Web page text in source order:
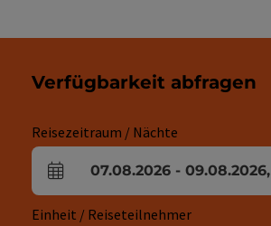
Verfügbarkeit abfragen
Reisezeitraum / Nächte
An- und Abreisefelder
07.08.2026 - 09.08.2026,
Einheit / Reiseteilnehmer